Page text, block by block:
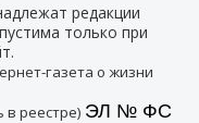
редакции
только при
газета о жизни
в реестре) ЭЛ № ФС